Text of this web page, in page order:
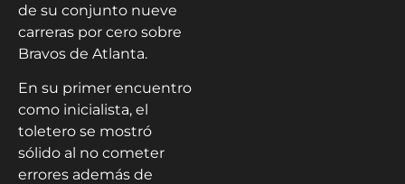
de su conjunto nueve
carreras por cero sobre
Bravos de Atlanta.
En su primer encuentro
como inicialista, el
toletero se mostró
sólido al no cometer
errores además de